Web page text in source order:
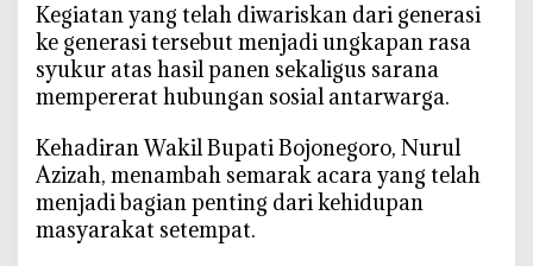
u
p
o
n
e
g
‎Kegiatan yang telah diwariskan dari generasi
ke generasi tersebut menjadi ungkapan rasa
syukur atas hasil panen sekaligus sarana
mempererat hubungan sosial antarwarga.
‎Kehadiran Wakil Bupati Bojonegoro, Nurul
Azizah, menambah semarak acara yang telah
menjadi bagian penting dari kehidupan
masyarakat setempat.